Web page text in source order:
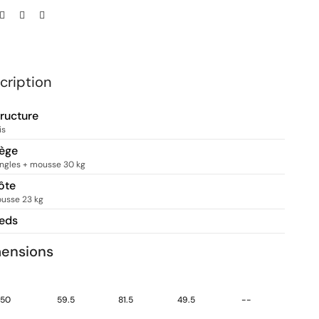
+ mousse 30 kg
23 kg
50 59.5 81.5 49.5 --